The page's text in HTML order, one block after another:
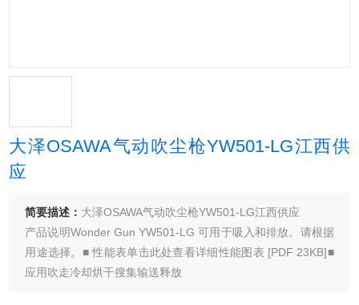
大泽OSAWA气动吹尘枪YW501-LG江西供
应
简要描述： 大泽OSAWA气动吹尘枪YW501-LG江西供应
产品说明Wonder Gun YW501-LG 可用于吸入和排放。请根据
用途选择。■ 性能表单击此处查看详细性能图表 [PDF 23KB]■
应用吹走冷却烘干搜集输送释放